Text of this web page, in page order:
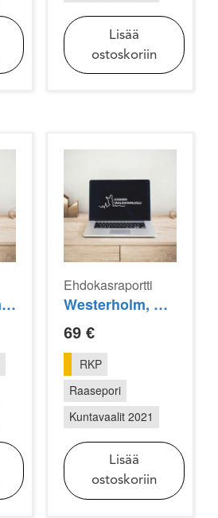
Lisää
ostoskoriin
Wessman, Jaana
Ehdokasraportti
Westerholm, Anita
69 €
RKP
Raasepori
Kuntavaalit 2021
Lisää
ostoskoriin